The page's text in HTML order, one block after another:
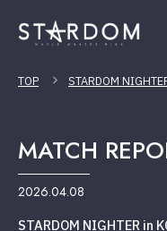
TOP STARDOM
MATCH
2026.04.08
STARDOM NIGHTER in